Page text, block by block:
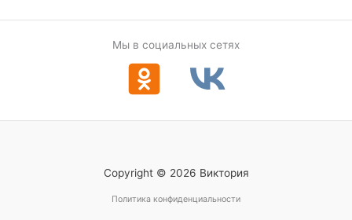
Мы в социальных сетях
Copyright © 2026 Виктория
Политика конфиденциальности